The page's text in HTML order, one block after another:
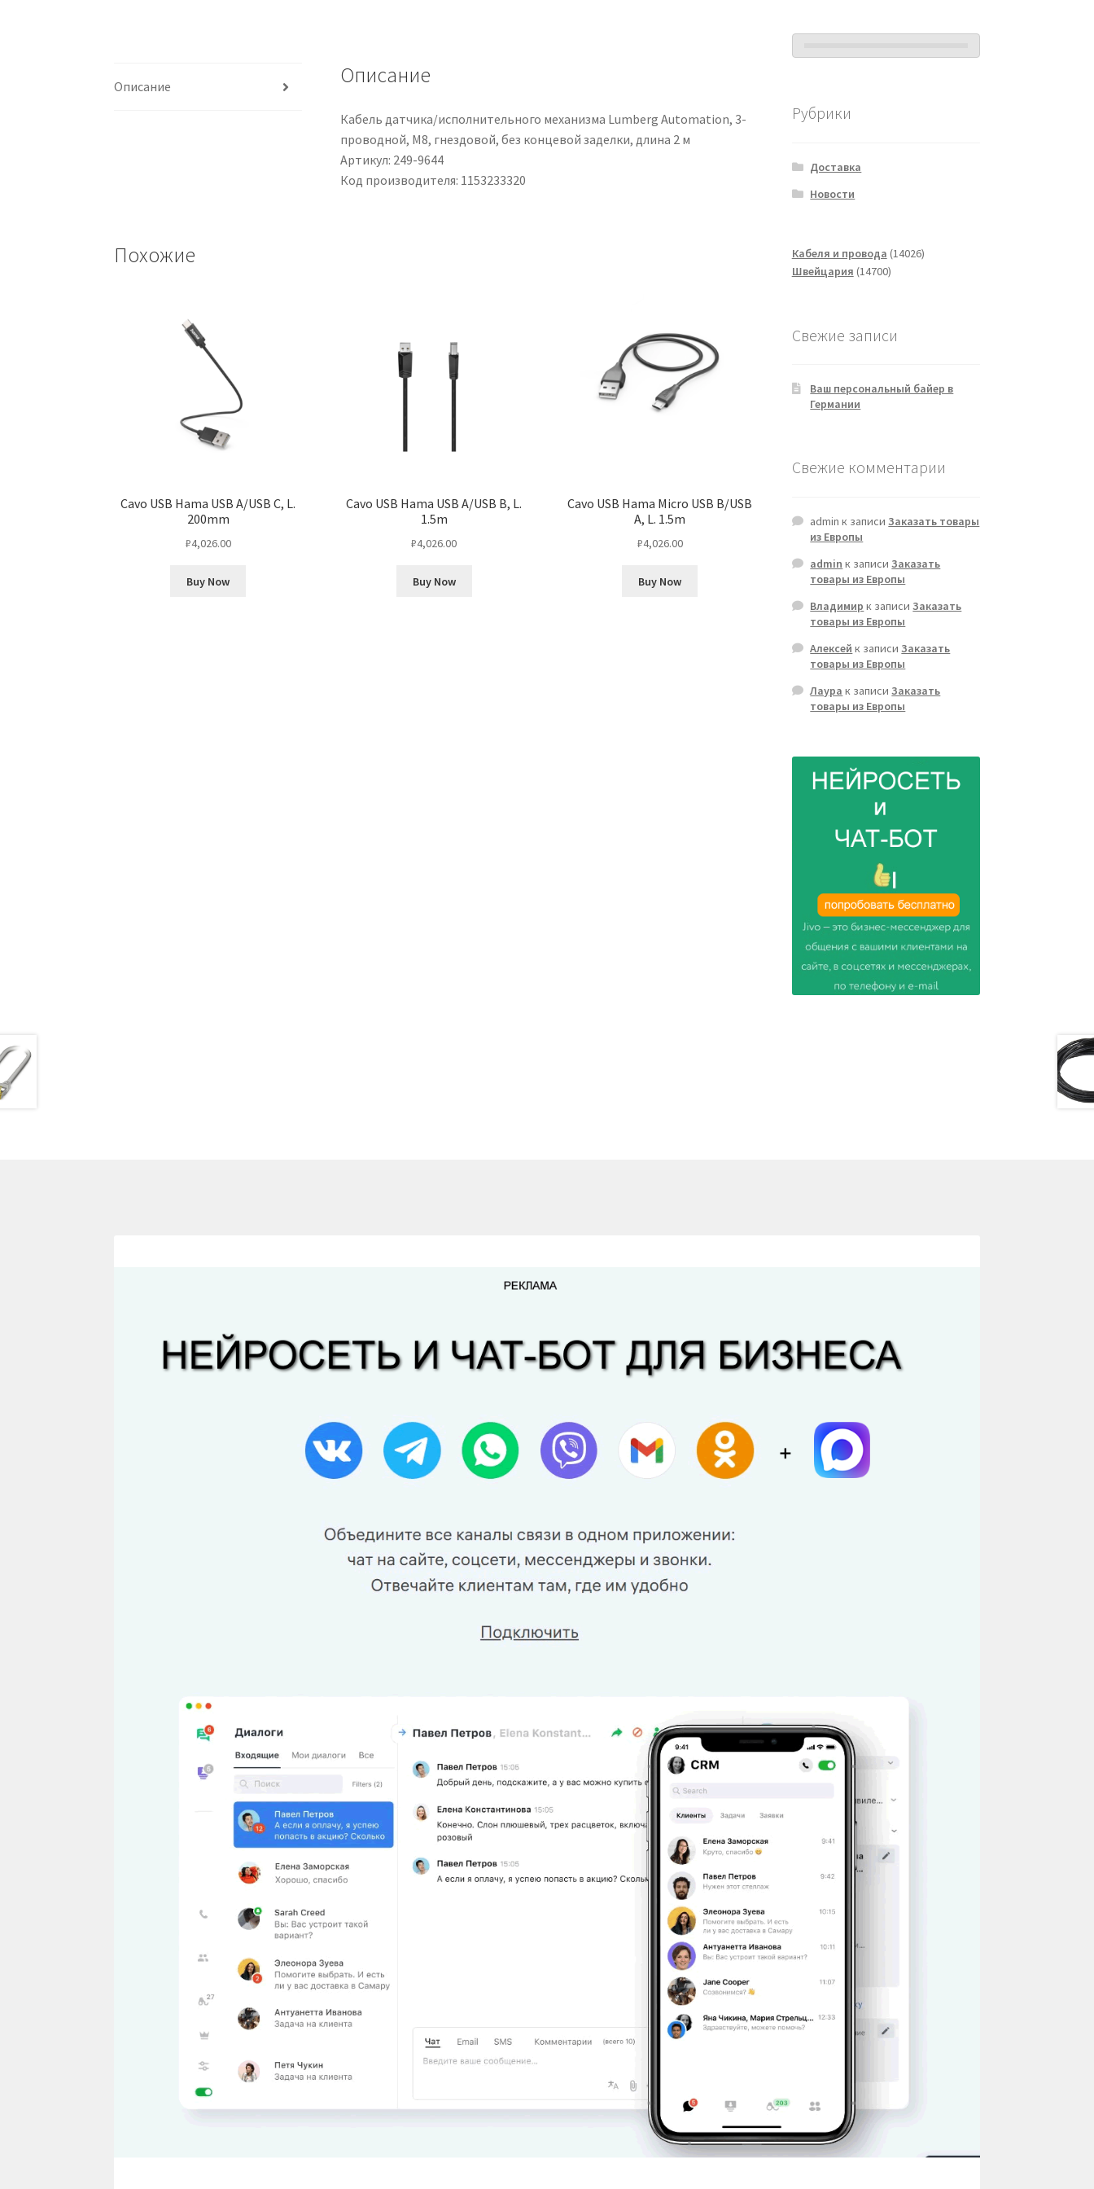
spina
-
UK
Описание Описание
Кабель датчика/исполнительного механизма Lumberg Automation, 3-
проводной, M8, гнездовой, без концевой заделки, длина 2 м
Артикул: 249-9644
Код производителя: 1153233320
Похожие
Cavo USB Hama USB A/USB C, L.
200mm
₽4,026.00
Buy Now
Cavo USB Hama USB A/USB B, L.
1.5m
₽4,026.00
Buy Now
Cavo USB Hama Micro USB B/USB
A, L. 1.5m
₽4,026.00
Buy Now
Рубрики
Доставка
Новости
Кабеля и провода 1402614026
Швейцария 1470014700
Свежие записи
Ваш персональный байер в
Германии
Свежие комментарии
admin к записиЗаказать товары
из Европы
admin к записиЗаказать
товары из Европы
Владимир к записиЗаказать
товары из Европы
Алексей к записиЗаказать
товары из Европы
Лаура к записиЗаказать
товары из Европы